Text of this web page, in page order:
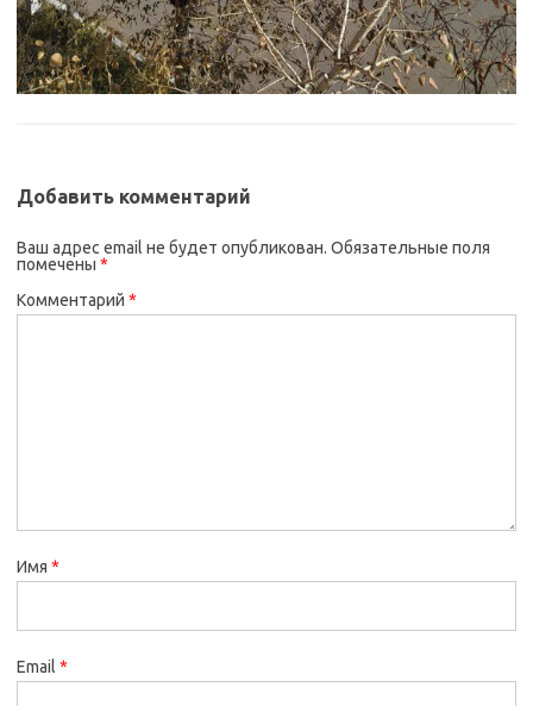
Добавить комментарий
Ваш адрес email не будет опубликован. Обязательные поля
помечены *
Комментарий *
Имя *
Email *